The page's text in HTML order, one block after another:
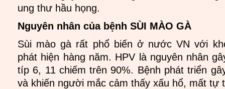
ung thư hầu họng.
Nguyên nhân của bệnh SÙI MÀO GÀ
Sùi mào gà rất phổ biến ở nước VN với
phát hiện hàng năm. HPV là nguyên nhân
típ 6, 11 chiếm trên 90%. Bệnh phát triển
và khiến người mắc cảm thấy xấu hổ, mất tự